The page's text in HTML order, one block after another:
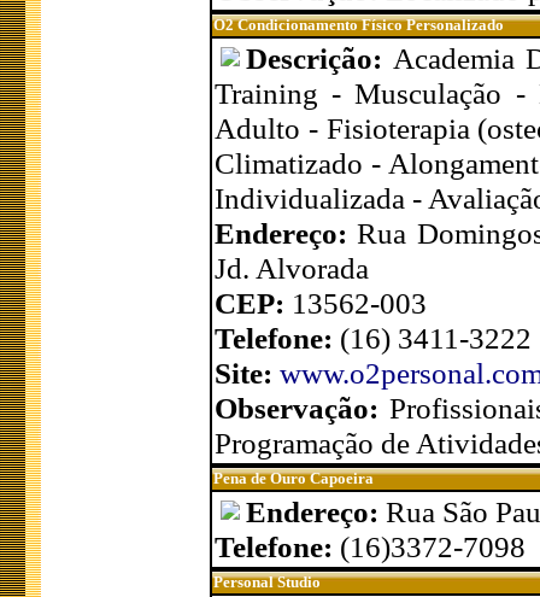
O2 Condicionamento Físico Personalizado
Descrição: Academia
Training - Musculação -
Adulto - Fisioterapia
Climatizado -
Individualizada -
Endereço:Rua
Jd. Alvorada
CEP: 13562-003
Telefone: (16) 3411-3222
Site:
Observação:
Programação de
Pena de Ouro Capoeira
Endereço: Rua São
Telefone: (16)3372-7098
Personal Studio